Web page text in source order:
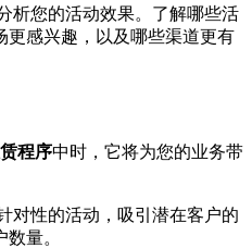
析您的活动效果。了解哪些活
更感兴趣，以及哪些渠道更有
程序中时，它将为您的业务带
对性的活动，吸引潜在客户的
量。